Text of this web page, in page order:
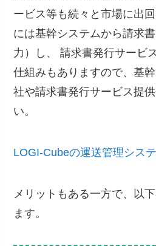
ービス等も続々と市場に出
には基幹システムから請求
力）し、 請求書発行サービ
仕組みもありますので、基
社や請求書発行サービス提
い。
LOGI-Cubeの運送管理シス
メリットもある一方で、以
ます。